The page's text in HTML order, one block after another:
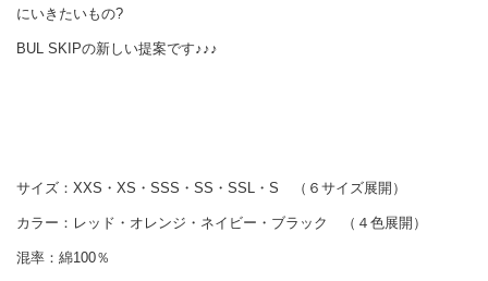
にいきたいもの?
BUL SKIPの新しい提案です♪♪♪
サイズ：XXS・XS・SSS・SS・SSL・S （６サイズ展開）
カラー：レッド・オレンジ・ネイビー・ブラック （４色展開）
混率：綿100％